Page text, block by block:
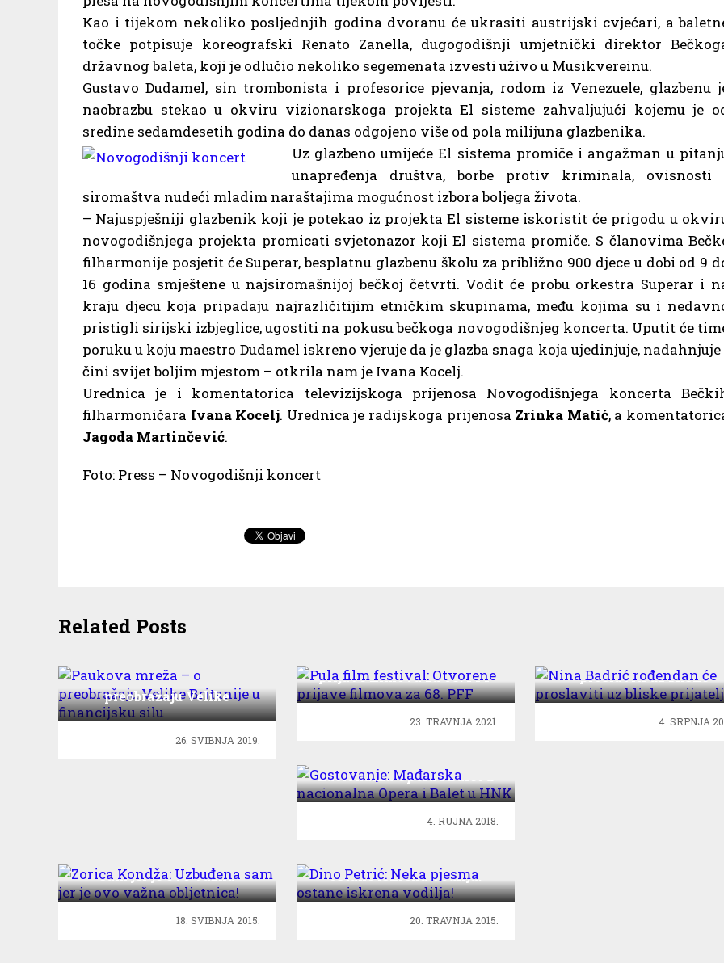
Kao i tijekom nekoliko posljednjih godina dvoranu će ukrasiti austrijski cvjećari, a
točke potpisuje koreografski Renato Zanella, dugogodišnji umjetnički direktor
državnog baleta, koji je odlučio nekoliko segemenata izvesti uživo u Musikvereinu.
Gustavo Dudamel, sin trombonista i profesorice pjevanja, rodom iz Venezuele, glazbenu
naobrazbu stekao u okviru vizionarskoga projekta El sisteme zahvaljujući kojemu je
sredine sedamdesetih godina do danas odgojeno više od pola milijuna glazbenika.
Uz glazbeno umijeće El sistema promiče i angažman u
unapređenja društva, borbe protiv kriminala, ovisnosti
siromaštva nudeći mladim naraštajima mogućnost izbora boljega života.
– Najuspješniji glazbenik koji je potekao iz projekta El sisteme iskoristit će prigodu u
novogodišnjega projekta promicati svjetonazor koji El sistema promiče. S članovima
filharmonije posjetit će Superar, besplatnu glazbenu školu za približno 900 djece u dobi od 9
16 godina smještene u najsiromašnijoj bečkoj četvrti. Vodit će probu orkestra Superar i
kraju djecu koja pripadaju najrazličitijim etničkim skupinama, među kojima su i
pristigli sirijski izbjeglice, ugostiti na pokusu bečkoga novogodišnjeg koncerta. Uputit će
poruku u koju maestro Dudamel iskreno vjeruje da je glazba snaga koja ujedinjuje, nadahnjuje
čini svijet boljim mjestom – otkrila nam je Ivana Kocelj.
Urednica je i komentatorica televizijskoga prijenosa Novogodišnjega koncerta
filharmoničara Ivana Kocelj. Urednica je radijskoga prijenosa Zrinka Matić, a
Jagoda Martinčević.
Foto: Press – Novogodišnji koncert
Related Posts
Paukova mreža – o
preobražaju Velike
Britanije u financijsku silu
26. SVIBNJA 2019.
prijave filmova za 68. PFF
23. TRAVNJA 2021.
proslaviti uz bliske
prijatelje!
4. SRPNJA
nacionalna Opera i Balet u
HNK
4. RUJNA 2018.
sam jer je ovo važna
obljetnica!
18. SVIBNJA 2015.
ostane iskrena vodilja!
20. TRAVNJA 2015.